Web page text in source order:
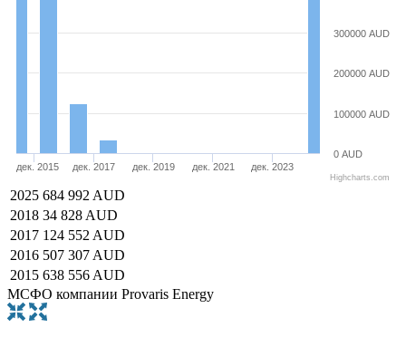
дек. 2015 дек. 2017 дек. 2019 дек. 2021 дек. 2023
0 AUD
100000 AUD
200000 AUD
300000 AUD
Highcharts.com
2025 684 992 AUD
2018 34 828 AUD
2017 124 552 AUD
2016 507 307 AUD
2015 638 556 AUD
МСФО компании Provaris Energy